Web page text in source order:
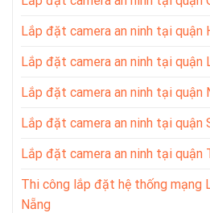
Lắp đặt camera an ninh tại quận
Lắp đặt camera an ninh tại quận
Lắp đặt camera an ninh tại quận
Lắp đặt camera an ninh tại quận
Lắp đặt camera an ninh tại quận
Thi công lắp đặt hệ thống mạng
Nẵng